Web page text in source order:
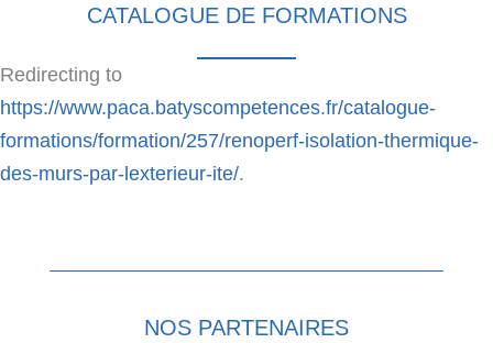
CATALOGUE DE FORMATIONS
Redirecting to
https://www.paca.batyscompetences.fr/catalogue-
formations/formation/257/renoperf-isolation-thermique-
des-murs-par-lexterieur-ite/.
NOS PARTENAIRES